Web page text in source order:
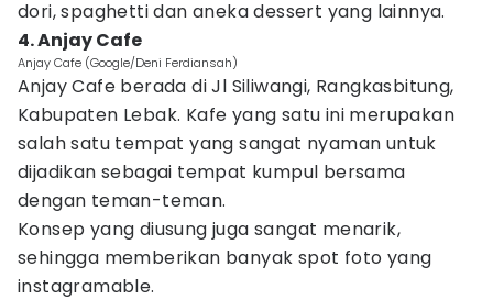
dori, spaghetti dan aneka dessert yang lainnya.
4. Anjay Cafe
Anjay Cafe (Google/Deni Ferdiansah)
Anjay Cafe berada di Jl Siliwangi, Rangkasbitung,
Kabupaten Lebak. Kafe yang satu ini merupakan
salah satu tempat yang sangat nyaman untuk
dijadikan sebagai tempat kumpul bersama
dengan teman-teman.
Konsep yang diusung juga sangat menarik,
sehingga memberikan banyak spot foto yang
instagramable.